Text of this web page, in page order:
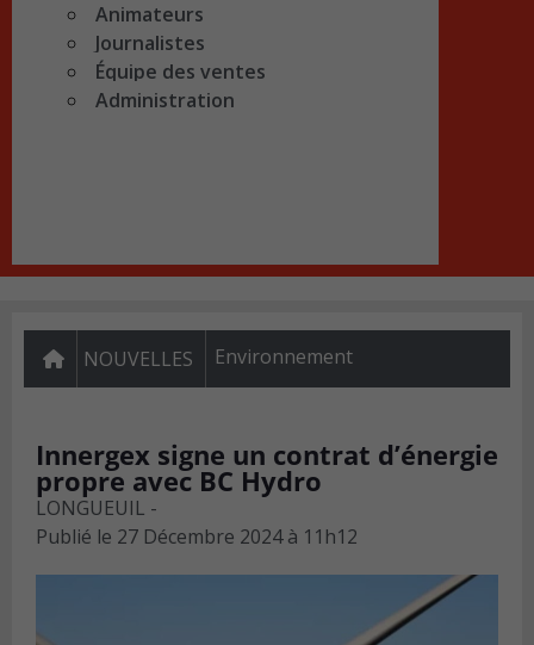
Animateurs
Journalistes
Équipe des ventes
Administration
NOUVELLES Environnement
Innergex signe un contrat d’énergie
propre avec BC Hydro
LONGUEUIL -
Publié le 27 Décembre 2024 à 11h12